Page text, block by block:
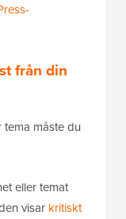
från din
måste du
eller temat
visar kritiskt